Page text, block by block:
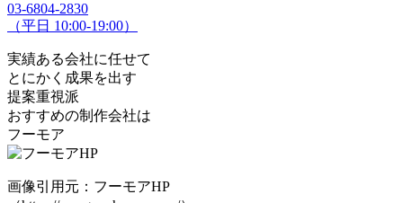
03-6804-2830
（平日 10:00-19:00）
実績ある会社に任せて
とにかく成果を出す
提案重視派
おすすめの制作会社は
フーモア
画像引用元：フーモアHP